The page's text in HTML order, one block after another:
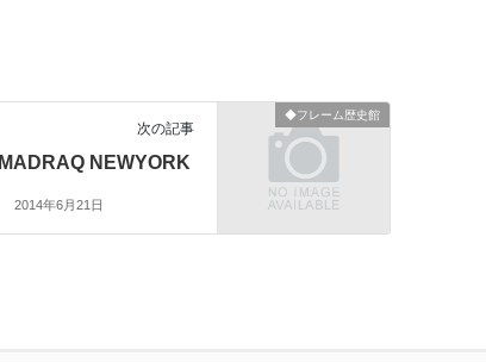
◆フレーム歴史館
次の記事
MADRAQ NEWYORK
2014年6月21日